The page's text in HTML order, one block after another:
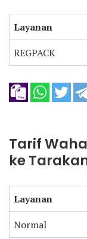
Layanan
REGPACK
Tarif
ke
Layanan
Normal